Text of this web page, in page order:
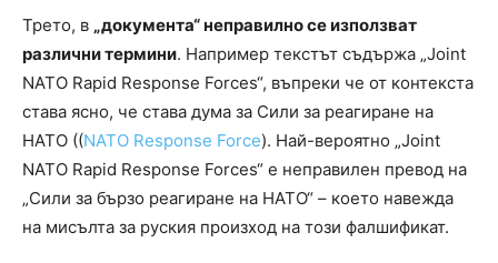
Трето, в „документа“ неправилно се използват
различни термини. Например текстът съдържа „Joint
NATO Rapid Response Forces“, въпреки че от контекста
става ясно, че става дума за Сили за реагиране на
НАТО ((NATO Response Force). Най-вероятно „Joint
NATO Rapid Response Forces“ е неправилен превод на
„Сили за бързо реагиране на НАТО“ – което навежда
на мисълта за руския произход на този фалшификат.